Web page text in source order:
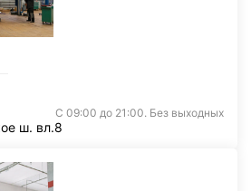
С 09:00 до 21:00. Без выходных
ш. вл.8